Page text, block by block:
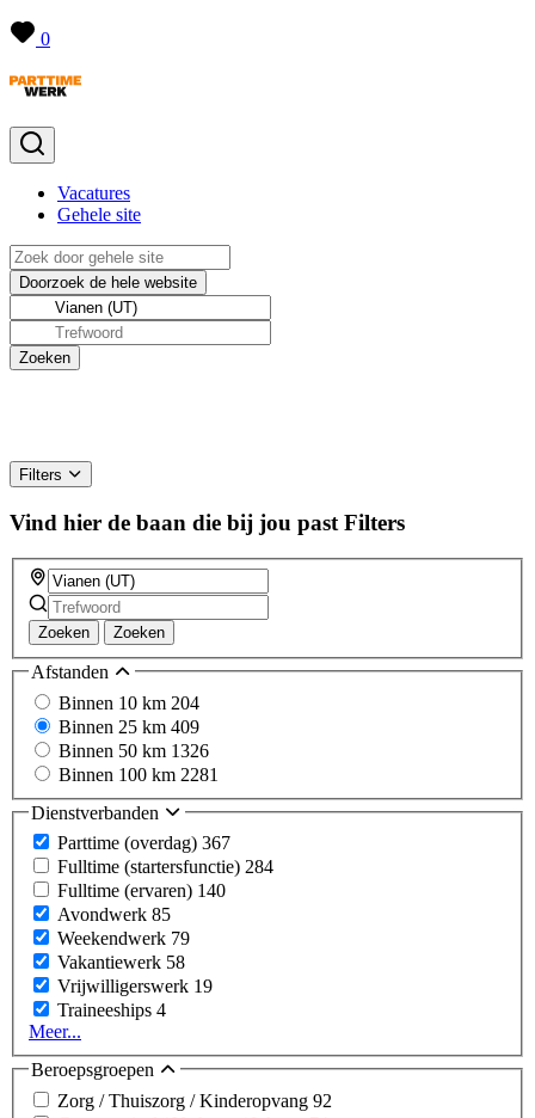
0
Vacatures
Gehele site
Filters
Vind hier de baan die bij jou past Filters
Zoeken Zoeken
Afstanden
Binnen 10 km 204
Binnen 25 km 409
Binnen 50 km 1326
Binnen 100 km 2281
Dienstverbanden
Parttime (overdag) 367
Fulltime (startersfunctie) 284
Fulltime (ervaren) 140
Avondwerk 85
Weekendwerk 79
Vakantiewerk 58
Vrijwilligerswerk 19
Traineeships 4
Meer...
Beroepsgroepen
Zorg / Thuiszorg / Kinderopvang 92